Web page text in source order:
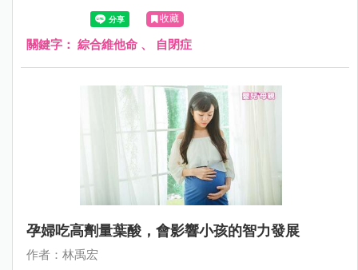
以預防自閉症。
收藏
關鍵字： 綜合維他命 、 自閉症
孕婦吃高劑量葉酸，會影響小孩的智力發展
作者：林禹宏